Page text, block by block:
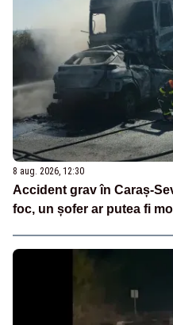
8 aug. 2026, 12:30
Accident grav în Caraș-
foc, un șofer ar putea fi